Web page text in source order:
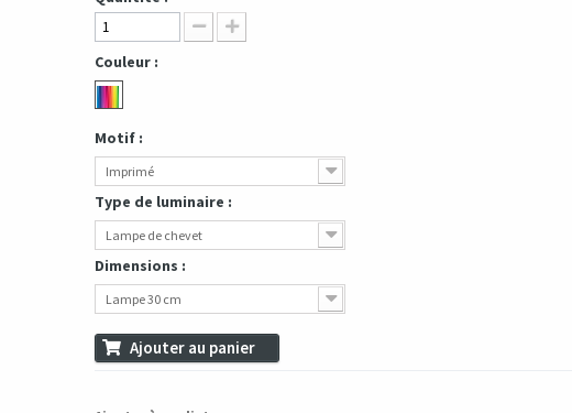
Couleur :
Motif :
Imprimé
Type de luminaire :
Lampe de chevet
Dimensions :
Lampe 30 cm
Ajouter au panier